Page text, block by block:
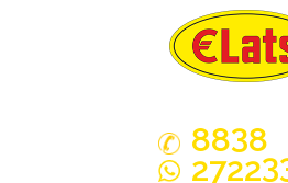
8838
2722